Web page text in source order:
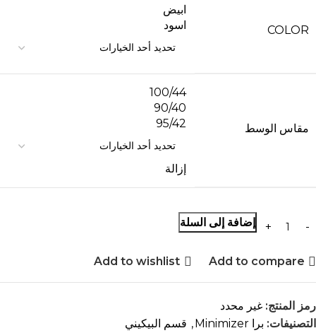
COLOR
ابيض
اسود
مقاس الوسط
100/44
90/40
95/42
إزالة
إضافة إلى السلة
Add to compare
Add to wishlist
رمز المنتج: غير محدد
التصنيفات: برا Minimizer , قسم البيكيني